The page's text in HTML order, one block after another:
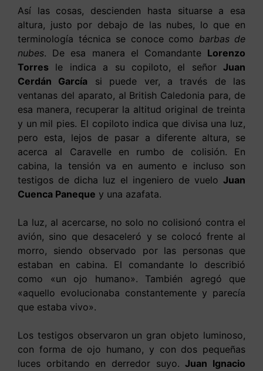
Así las cosas, descienden hasta situarse a esa
altura, justo por debajo de las nubes, lo que en
terminología técnica se conoce como barbas de
nubes. De esa manera el Comandante Lorenzo
Torres le indica a su copiloto, el señor Juan
Cerdán García si puede ver, a través de las
ventanas del aparato, al British Caledonia para, de
esa manera, recuperar la altitud original de treinta
y un mil pies. El copiloto indica que divisa una luz,
pero esta, lejos de pasar a diferente altura, se
acerca al Caravelle en rumbo de colisión. En
cabina, la tensión va en aumento e incluso son
testigos de dicha luz el ingeniero de vuelo Juan
Cuenca Paneque y una azafata.
La luz, al acercarse, no solo no colisionó contra el
avión, sino que desaceleró y se colocó frente al
morro, siendo observado por las personas que
estaban en cabina. El comandante lo describió
como «un ojo humano». También agregó que
«aquello evolucionaba constantemente y parecía
que estaba vivo».
Los testigos observaron un gran objeto luminoso,
con forma de ojo humano, y con dos pequeñas
luces orbitando en derredor suyo.Juan Ignacio